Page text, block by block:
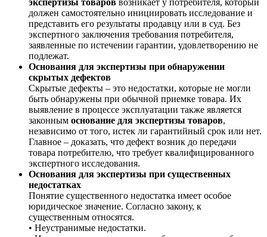
экспертизы товаров возникает у потребителя, который
должен самостоятельно инициировать исследование и
представить его результаты продавцу или в суд. Без
экспертного заключения требования потребителя,
заявленные по истечении гарантии, удовлетворению не
подлежат.
Основания для экспертизы при обнаружении
скрытых дефектов
Скрытые дефекты – это недостатки, которые не могли
быть обнаружены при обычной приемке товара. Их
выявление в процессе эксплуатации также является
законным основание для экспертизы товаров,
независимо от того, истек ли гарантийный срок или нет.
Главное – доказать, что дефект возник до передачи
товара потребителю, что требует квалифицированного
экспертного исследования.
Основания для экспертизы при существенных
недостатках
Понятие существенного недостатка имеет особое
юридическое значение. Согласно закону, к
существенным относятся.
• Неустранимые недостатки.